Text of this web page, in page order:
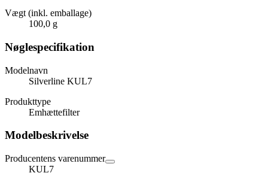
Vægt (inkl. emballage)
100,0 g
Nøglespecifikation
Modelnavn
Silverline KUL7
Produkttype
Emhættefilter
Modelbeskrivelse
Producentens varenummer
KUL7